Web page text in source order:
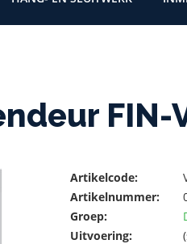
Artikelcode:
Artikelnummer:
Groep:
Uitvoering: